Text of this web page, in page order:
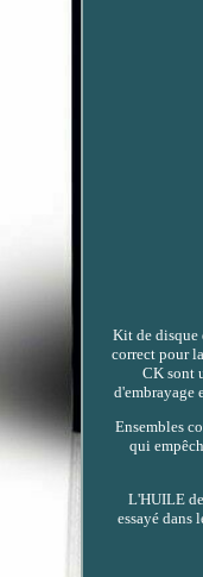
Kit de disque
correct pour
CK sont
d'embrayage
Ensembles
qui
L'HUILE
essayé dans